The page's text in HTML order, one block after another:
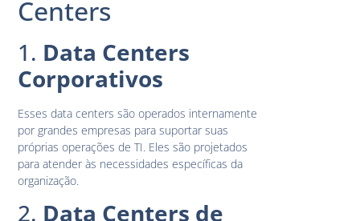
Centers
1. Data Centers
Corporativos
Esses data centers são operados internamente
por grandes empresas para suportar suas
próprias operações de TI. Eles são projetados
para atender às necessidades específicas da
organização.
2. Data Centers de